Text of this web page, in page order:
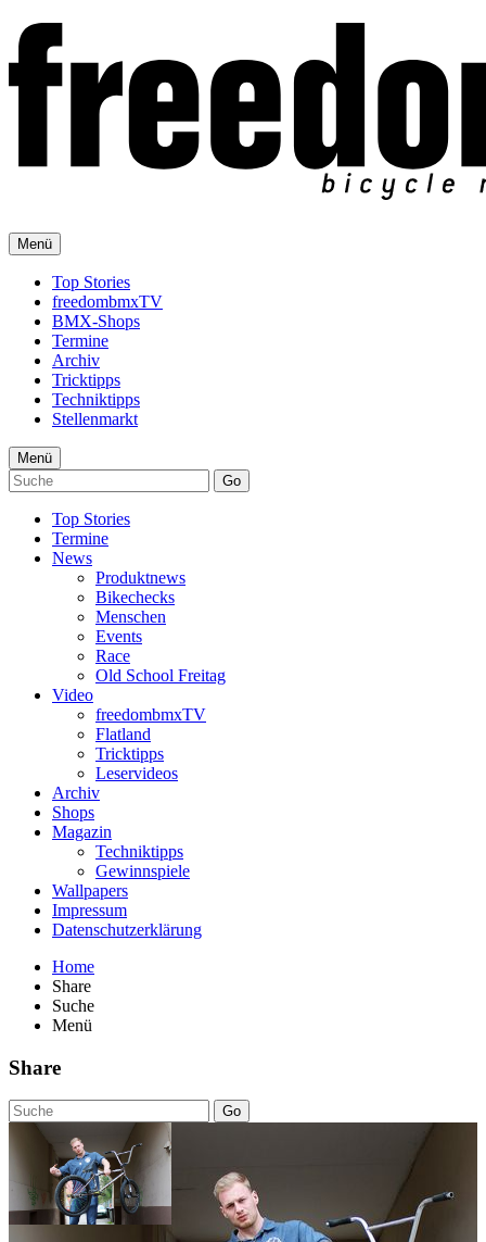
Menü
Top Stories
freedombmxTV
BMX-Shops
Termine
Archiv
Tricktipps
Techniktipps
Stellenmarkt
Menü
Go
Top Stories
Termine
News
Produktnews
Bikechecks
Menschen
Events
Race
Old School Freitag
Video
freedombmxTV
Flatland
Tricktipps
Leservideos
Archiv
Shops
Magazin
Techniktipps
Gewinnspiele
Wallpapers
Impressum
Datenschutzerklärung
Home
Share
Suche
Menü
Share
Go